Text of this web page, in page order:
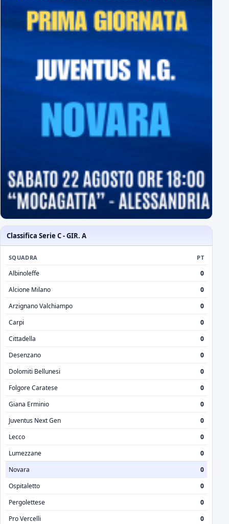
Classifica Serie C - GIR. A
SQUADRA PT
Albinoleffe
0
Alcione Milano
0
Arzignano Valchiampo
0
Carpi
0
Cittadella
0
Desenzano
0
Dolomiti Bellunesi
0
Folgore Caratese
0
Giana Erminio
0
Juventus Next Gen
0
Lecco
0
Lumezzane
0
Novara
0
Ospitaletto
0
Pergolettese
0
Pro Vercelli
0